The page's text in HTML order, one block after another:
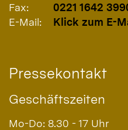
Fax:
0221 1642
E-Mail:
Klick zum E-
Pressekontakt
Geschäftszeiten
Mo-Do: 8.30 - 17 Uhr